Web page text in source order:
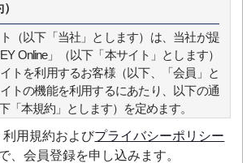
（以下「当社」とします）は、当社が提
Online」（以下「本サイト」とします）
トを利用するお客様（以下、「会員」と
トの機能を利用するにあたり、以下の通
「本規約」とします）を定めます。
の範囲）
利用規約およびプライバシーポリシー
、会員登録を申し込みます。